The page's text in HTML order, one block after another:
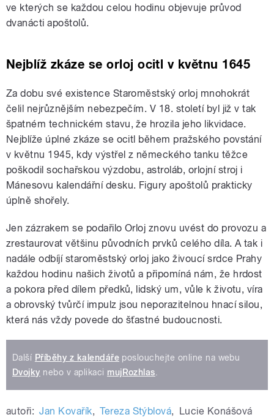
ve kterých se každou celou hodinu objevuje průvod
dvanácti apoštolů.
Nejblíž zkáze se orloj ocitl v květnu 1645
Za dobu své existence Staroměstský orloj mnohokrát
čelil nejrůznějším nebezpečím. V 18. století byl již v tak
špatném technickém stavu, že hrozila jeho likvidace.
Nejblíže úplné zkáze se ocitl během pražského povstání
v květnu 1945, kdy výstřel z německého tanku těžce
poškodil sochařskou výzdobu, astroláb, orlojní stroj i
Mánesovu kalendářní desku. Figury apoštolů prakticky
úplně shořely.
Jen zázrakem se podařilo Orloj znovu uvést do provozu a
zrestaurovat většinu původních prvků celého díla. A tak i
nadále odbíjí staroměstský orloj jako živoucí srdce Prahy
každou hodinu našich životů a připomíná nám, že hrdost
a pokora před dílem předků, lidský um, vůle k životu, víra
a obrovský tvůrčí impulz jsou neporazitelnou hnací silou,
která nás vždy povede do šťastné budoucnosti.
Další Příběhy z kalendáře poslouchejte online na webu
Dvojky nebo v aplikaci mujRozhlas.
autoři: Jan Kovařík, Tereza Stýblová, Lucie Konášová